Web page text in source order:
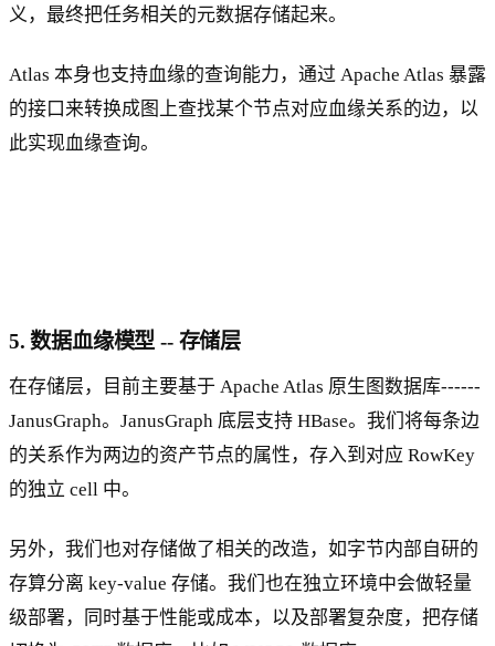
义，最终把任务相关的元数据存储起来。
Atlas 本身也支持血缘的查询能力，通过 Apache Atlas 暴露
的接口来转换成图上查找某个节点对应血缘关系的边，以
此实现血缘查询。
5. 数据血缘模型 -- 存储层
在存储层，目前主要基于 Apache Atlas 原生图数据库------
JanusGraph。JanusGraph 底层支持 HBase。我们将每条边
的关系作为两边的资产节点的属性，存入到对应 RowKey
的独立 cell 中。
另外，我们也对存储做了相关的改造，如字节内部自研的
存算分离 key-value 存储。我们也在独立环境中会做轻量
级部署，同时基于性能或成本，以及部署复杂度，把存储